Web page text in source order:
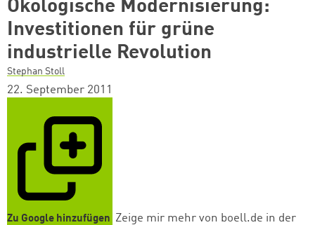
Ökologische Modernisierung:
Investitionen für grüne
industrielle Revolution
Stephan Stoll
22. September 2011
Zu Google hinzufügen Zeige mir mehr von boell.de in der